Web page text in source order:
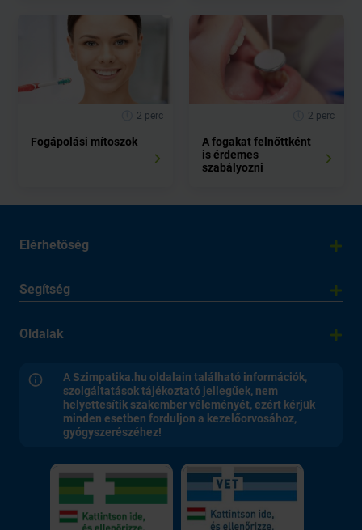
2 perc
Fogápolási mítoszok
2 perc
A fogakat felnőttként
is érdemes
szabályozni
Elérhetőség
Segítség
Oldalak
A Szimpatika.hu oldalain található információk,
szolgáltatások tájékoztató jellegűek, nem
helyettesítik szakember véleményét, ezért kérjük
minden esetben forduljon a kezelőorvosához,
gyógyszerészéhez!